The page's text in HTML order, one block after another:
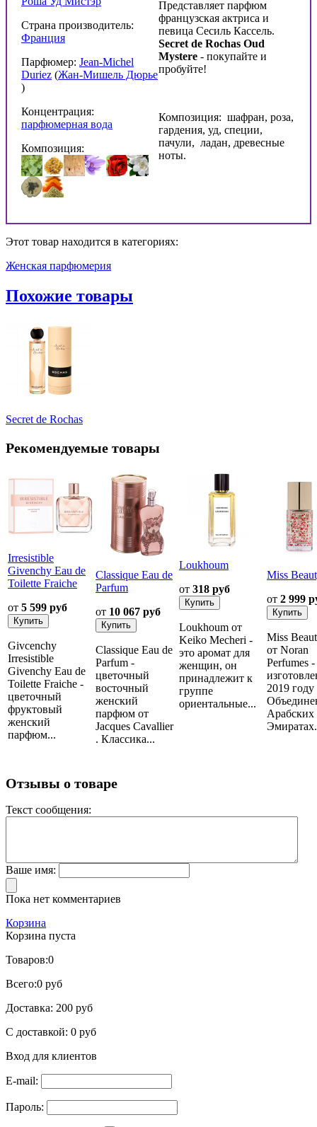
Страна производитель:
Франция
Парфюмер: Jean-Michel
Duriez (Жан-Мишель Дюрье
)
Концентрация:
парфюмерная вода
Композиция:
Представляет парфюм
французская актриса и
певица Сесиль Кассель.
Secret de Rochas Oud
Mystere - покупайте и
пробуйте!
Композиция: шафран, роза,
гардения, уд, специи,
пачули, ладан, древесные
ноты.
Этот товар находится в категориях:
Женская парфюмерия
Похожие товары
Secret de Rochas
Рекомендуемые товары
Irresistible
Givenchy Eau de
Toilette Fraiche
от 5 599 руб
Givcenchy
Irresistible
Givenchy Eau de
Toilette Fraiche -
цветочный
фруктовый
женский
парфюм...
Classique Eau de
Parfum
от 10 067 руб
Classique Eau de
Parfum -
цветочный
восточный
женский
парфюм от
Jacques Cavallier
. Классика...
Loukhoum
от 318 руб
Loukhoum от
Keiko Mecheri -
это аромат для
женщин, он
принадлежит к
группе
ориентальные...
Miss
от 2 999
Miss
от Noran
Perfumes -
2019 году
Арабских
Отзывы о товаре
Текст сообщения:
Ваше имя:
Пока нет комментариев
Корзина
Корзина пуста
Товаров:0
Всего:0 руб
Доставка: 200 руб
С доставкой: 0 руб
Вход для клиентов
E-mail:
Пароль: